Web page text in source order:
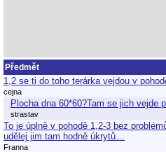
Předmět
1,2 se ti do toho terárka vejdou v
cejna
Plocha dna 60*60?Tam se jich vejde
strastav
To je úplně v pohodě 1,2-3 bez
udělej jim tam hodně úkrytů…
Franna